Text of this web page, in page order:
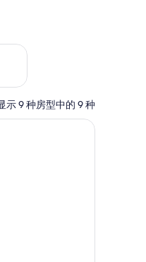
23
示 9 种房型中的 9 种
张大床 | 迷你吧、客房内保险箱、